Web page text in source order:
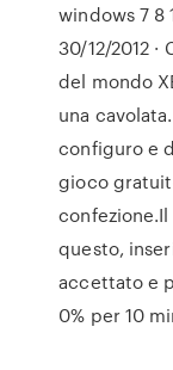
windows 7 8
30/12/2012
del mondo
una
configuro e
gioco
confezione.Il
questo,
accettato e
0% per 10